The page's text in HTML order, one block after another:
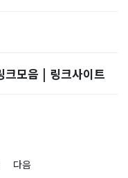
모음 | 링크사이트
다음